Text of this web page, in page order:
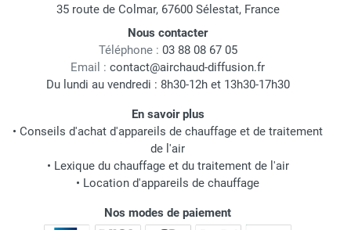
35 route de Colmar, 67600 Sélestat, France
Nous contacter
Téléphone : 03 88 08 67 05
Email : contact@airchaud-diffusion.fr
Du lundi au vendredi : 8h30-12h et 13h30-17h30
En savoir plus
• Conseils d'achat d'appareils de chauffage et de traitement
de l'air
• Lexique du chauffage et du traitement de l'air
• Location d'appareils de chauffage
Nos modes de paiement